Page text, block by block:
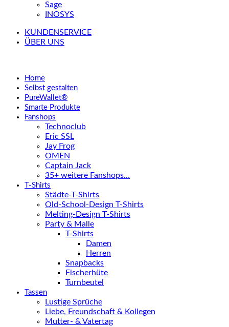
Sage
INOSYS
KUNDENSERVICE
ÜBER UNS
Home
Selbst gestalten
PureWallet®
Smarte Produkte
Fanshops
Technoclub
Eric SSL
Jay Frog
OMEN
Captain Jack
35+ weitere Fanshops…
T-Shirts
Städte-T-Shirts
Old-School-Design T-Shirts
Melting-Design T-Shirts
Party & Malle
T-Shirts
Damen
Herren
Snapbacks
Fischerhüte
Turnbeutel
Tassen
Lustige Sprüche
Liebe, Freundschaft & Kollegen
Mutter- & Vatertag